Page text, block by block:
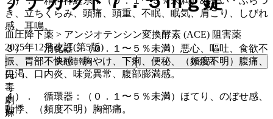
き、立ちくらみ、頭痛、頭重、不眠、眠気、肩こり、しびれ
感、耳鳴。
３）． 消化器：（０．１〜５％未満）悪心、嘔吐、食欲不
振、胃部不快感、胸やけ、下痢、便秘、（頻度不明）腹痛、
口渇、口内炎、味覚異常、腹部膨満感。
４）． 循環器：（０．１〜５％未満）ほてり、のぼせ感、
動悸、（頻度不明）胸部痛。
血圧降下薬 > アンジオテンシン変換酵素 (ACE) 阻害薬
2025年12月改訂(第5版)
薬剤情報 後発品
先
毒
劇
麻